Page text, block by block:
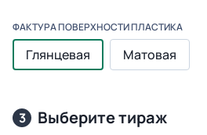
ФАКТУРА ПОВЕРХНОСТИ ПЛАСТИКА
Глянцевая Матовая
3 Выберите тираж